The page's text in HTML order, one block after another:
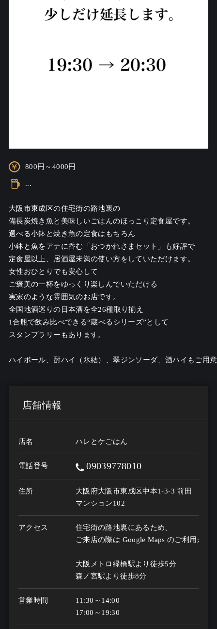
800円～4000円
...
大阪市東成区の住宅街の路地裏の
備長炭焼き魚と美味しいごはんのほっこり定食屋です。
選べる小鉢と焼き魚の定食はもちろん
小鉢と魚をアテに呑む「おつかれさまセット」も好評で
定食屋以上、居酒屋未満の使い方をしていただけます。
女性おひとりでも安心して
ご褒美の一杯をゆっくり楽しんでいただける
実家のような雰囲気のお店です。
全国地酒巡りの日本酒を全26種取り揃え
1合瓶で飲み比べできる“蔵べるシリーズ”として
スタンプラリーもあります。
ハイボール、酎ハイ（氷結）、翠ジンソーダ、酒ハイもご用
店舗情報
店名 ハレとケごはん
電話番号 09039778010
住所
大阪府大阪市東成区中本1-3-3 前田
マンション102
アクセス
住宅街の路地裏にあるため、
ご来店の際は Google Maps のご利用がお
大阪メトロ緑橋駅より徒歩5分
森ノ宮駅より徒歩8分
営業時間
11:30～14:00
17:00～19:30